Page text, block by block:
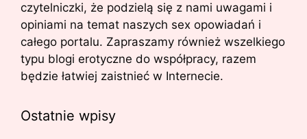
czytelniczki, że podzielą się z nami uwagami i
opiniami na temat naszych sex opowiadań i
całego portalu. Zapraszamy również wszelkiego
typu blogi erotyczne do współpracy, razem
będzie łatwiej zaistnieć w Internecie.
Ostatnie wpisy